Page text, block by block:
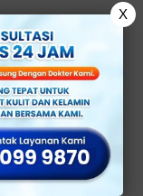
atau produk
menyebabkan
X